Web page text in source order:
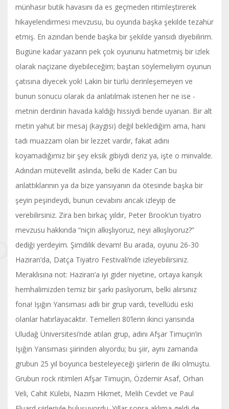
münhasır butik havasını da es geçmeden ritimleştirerek
hikayelendirmesi mevzusu, bu oyunda başka şekilde tezahür
etmiş. En azından bende başka bir şekilde yansıdı diyebilirim.
Bugüne kadar yazarın pek çok oyununu hatmetmiş bir izlek
olarak naçizane diyebileceğim; baştan söylemeliyim oyunun
çatısına diyecek yok! Lakin bir türlü derinleşemeyen ve
bunun sonucu olarak da anlatılmak istenen her ne ise -
metnin derdinin havada kaldığı hissiydi bende uyanan. Bir alt
metin yahut bir mesaj (kaygısı) değil beklediğim ama, hani
tadı muazzam olan bir lezzet vardır, fakat adını
koyamadığımız bir şey eksik gibiydi deriz ya, işte o minvalde.
Adından mütevellit aslında, belki de Kader Can bu
anlattıklarının ya da bize yansıyanın da ötesinde başka bir
şeyin peşindeydi, bunun cevabını ancak izleyip de
verebilirsiniz. Zira ben birkaç yıldır, Peter Brook’un tiyatro
mevzusu hakkında “niçin alkışlıyoruz, neyi alkışlıyoruz?”
dediği yerdeyim. Şimdilik devam! Bu arada, oyunu 26-30
Haziran’da, Datça Tiyatro Festivali’nde izleyebilirsiniz.
Meraklısına not: Haziran’a iyi gider niyetine, ortaya karışık
hemhalimizden temiz bir şarkı paslıyorum, belki alırsınız
fona! Işığın Yansıması adlı bir grup vardı, tevellüdü eski
olanlar hatırlayacaktır. Temelleri 80’lerin ikinci yarısında
Uludağ Üniversitesi’nde atılan grup, adını Afşar Timuçin’in
Işığın Yansıması şiirinden alıyordu; bu şiir, aynı zamanda
grubun 25 yıl boyunca besteleyeceği şiirlerin de ilki olmuştu.
Grubun rock ritimleri Afşar Timuçin, Özdemir Asaf, Orhan
Veli, Cahit Külebi, Nazım Hikmet, Melih Cevdet ve Paul